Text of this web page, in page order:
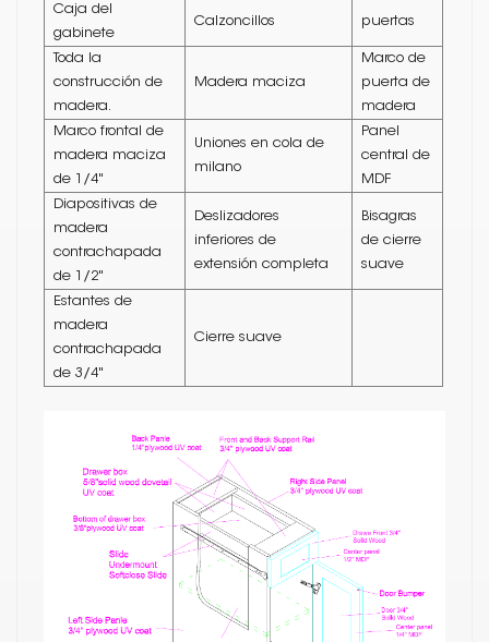
Caja del
gabinete
Calzoncillos puertas
Toda la
construcción de
madera.
Madera maciza
Marco de
puerta de
madera
Marco frontal de
madera maciza
de 1/4"
Uniones en cola de
milano
Panel
central de
MDF
Diapositivas de
madera
contrachapada
de 1/2"
Deslizadores
inferiores de
extensión completa
Bisagras
de cierre
suave
Estantes de
madera
contrachapada
de 3/4"
Cierre suave